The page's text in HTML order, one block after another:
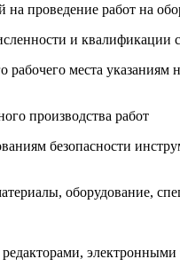
проведение работ на
и
рабочего места
производства работ
безопасности
оборудование,